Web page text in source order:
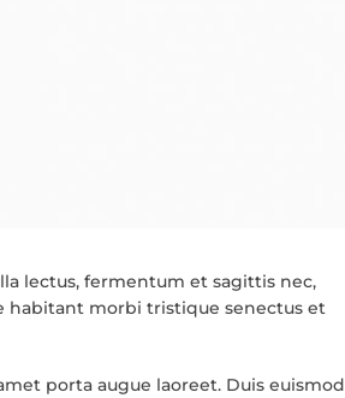
lectus, fermentum et sagittis nec,
habitant morbi tristique senectus et
porta augue laoreet. Duis euismod